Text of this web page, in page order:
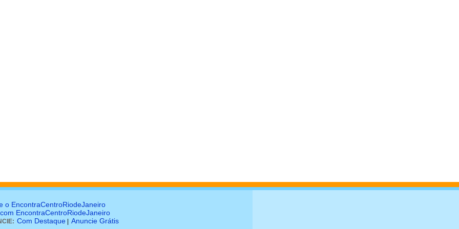
o EncontraCentroRiodeJaneiro
EncontraCentroRiodeJaneiro
Com Destaque Anuncie Grátis